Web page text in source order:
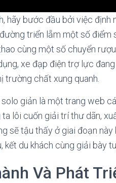
hãy bước đầu bởi việc định
triển lẵm một số
cùng một số chuyển
xe đạp điện trợ lực
trường chất xung quanh.
giản là một trang web
lôi cuốn giải trí thư dãn,
sẽ tậu thấy ở giai đoạn
du khách cùng giải bày
Và Phát